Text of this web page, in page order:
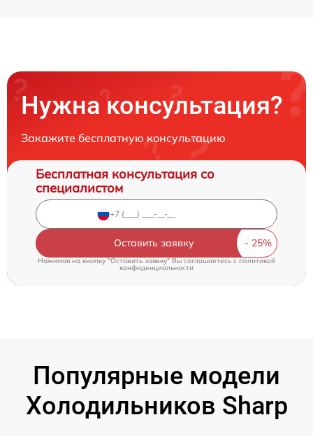
Нужна консультация?
Закажите бесплатную консультацию
Бесплатная консультация со
специалистом
Оставить заявку
Нажимая на кнопку "Оставить заявку" Вы соглашаетесь cполитикой
конфиденциальности
Популярные модели
Холодильников Sharp